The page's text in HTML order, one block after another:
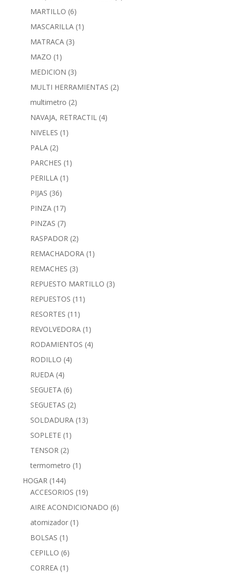
MARTILLO (6)
MASCARILLA (1)
MATRACA (3)
MAZO (1)
MEDICION (3)
MULTI HERRAMIENTAS (2)
multimetro (2)
NAVAJA, RETRACTIL (4)
NIVELES (1)
PALA (2)
PARCHES (1)
PERILLA (1)
PIJAS (36)
PINZA (17)
PINZAS (7)
RASPADOR (2)
REMACHADORA (1)
REMACHES (3)
REPUESTO MARTILLO (3)
REPUESTOS (11)
RESORTES (11)
REVOLVEDORA (1)
RODAMIENTOS (4)
RODILLO (4)
RUEDA (4)
SEGUETA (6)
SEGUETAS (2)
SOLDADURA (13)
SOPLETE (1)
TENSOR (2)
termometro (1)
HOGAR (144)
ACCESORIOS (19)
AIRE ACONDICIONADO (6)
atomizador (1)
BOLSAS (1)
CEPILLO (6)
CORREA (1)